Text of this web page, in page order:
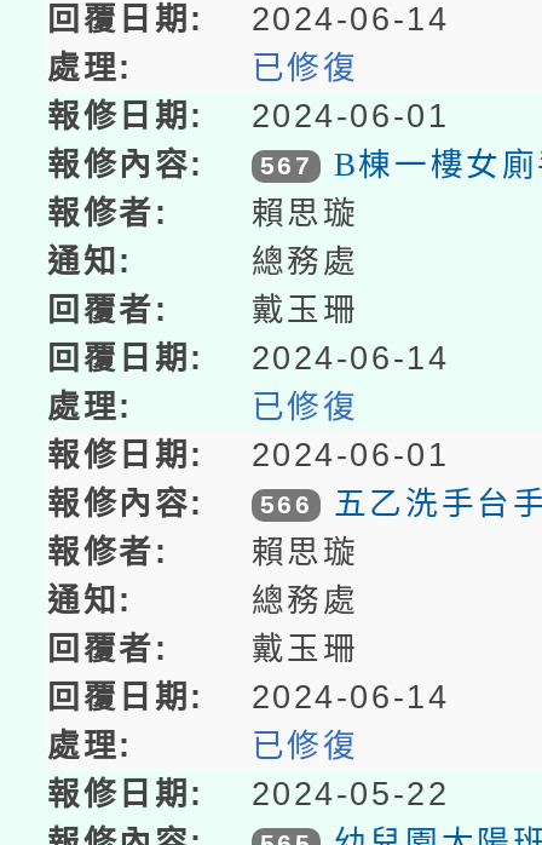
2024-06-14
已修復
2024-06-01
567 B棟一樓女
賴思璇
總務處
戴玉珊
2024-06-14
已修復
2024-06-01
566 五乙洗手台
賴思璇
總務處
戴玉珊
2024-06-14
已修復
2024-05-22